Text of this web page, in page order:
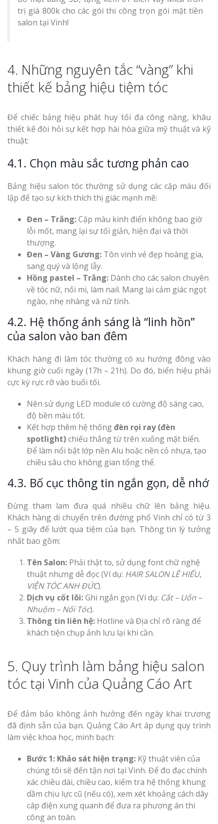
trị giá 800k cho các gói thi công trọn gói mặt tiền
salon tại Vinh!
4. Những nguyên tắc “vàng” khi
thiết kế bảng hiệu tiệm tóc
Để chiếc bảng hiệu phát huy tối đa công năng, khâu
thiết kế đòi hỏi sự kết hợp hài hòa giữa mỹ thuật và kỹ
thuật:
4.1. Chọn màu sắc tương phản cao
Bảng hiệu salon tóc thường sử dụng các cặp màu đối
lập để tạo sự kích thích thị giác mạnh mẽ:
Đen – Trắng:Cặp màu kinh điển không bao giờ
lỗi mốt, mang lại sự tối giản, hiện đại và thời
thượng.
Đen – Vàng Gương: Tôn vinh vẻ đẹp hoàng gia,
sang quý và lộng lẫy.
Hồng pastel – Trắng: Dành cho các salon chuyên
về tóc nữ, nối mi, làm nail. Mang lại cảm giác ngọt
ngào, nhẹ nhàng và nữ tính.
4.2. Hệ thống ánh sáng là “linh hồn”
của salon vào ban đêm
Khách hàng đi làm tóc thường có xu hướng đông vào
khung giờ cuối ngày (17h – 21h). Do đó, biển hiệu phải
cực kỳ rực rỡ vào buổi tối.
Nên sử dụng LED module có cường độ sáng cao,
độ bền màu tốt.
Kết hợp thêm hệ thốngđèn rọi ray (đèn
spotlight)chiếu thẳng từ trên xuống mặt biển.
Để làm nổi bật lớp nền Alu hoặc nền cỏ nhựa, tạo
chiều sâu cho không gian tổng thể.
4.3. Bố cục thông tin ngắn gọn, dễ nhớ
Đừng tham lam đưa quá nhiều chữ lên bảng hiệu.
Khách hàng di chuyển trên đường phố Vinh chỉ có từ 3
– 5 giây để lướt qua tiệm của bạn. Thông tin lý tưởng
nhất bao gồm:
Tên Salon: Phải thật to, sử dụng font chữ nghệ
thuật nhưng dễ đọc (Ví dụ: HAIR SALON LÊ HIẾU,
VIỆN TÓC ANH ĐỨC).
Dịch vụ cốt lõi:Ghi ngắn gọn (Ví dụ: Cắt – Uốn –
Nhuộm – Nối Tóc).
Thông tin liên hệ: Hotline và Địa chỉ rõ ràng để
khách tiện chụp ảnh lưu lại khi cần.
5. Quy trình làm bảng hiệu salon
tóc tại Vinh của Quảng Cáo Art
Để đảm bảo không ảnh hưởng đến ngày khai trương
đã định sẵn của bạn. Quảng Cáo Art áp dụng quy trình
làm việc khoa học, minh bạch:
Bước 1: Khảo sát hiện trạng: Kỹ thuật viên của
chúng tôi sẽ đến tận nơi tại Vinh. Để đo đạc chính
xác chiều dài, chiều cao, kiểm tra hệ thống khung
dầm chịu lực cũ (nếu có), xem xét khoảng cách dây
cáp điện xung quanh để đưa ra phương án thi
công an toàn.